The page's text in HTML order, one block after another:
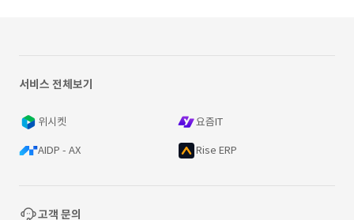
서비스 전체보기
위시켓 요즘IT
AIDP - AX Rise ERP
고객 문의